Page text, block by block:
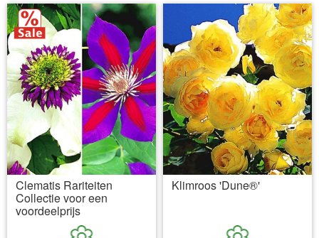
Clematis Rariteiten
Collectie voor een
voordeelprijs
Klimroos 'Dune®'